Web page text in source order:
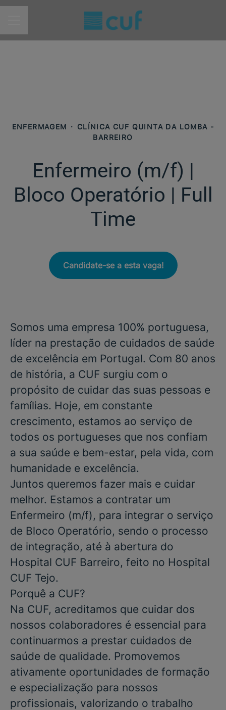
MENU DE CARREIRAS
ENFERMAGEM · CLÍNICA CUF QUINTA DA LOMBA -
BARREIRO
Enfermeiro (m/f) |
Bloco Operatório | Full
Time
Candidate-se a esta vaga!
Somos uma empresa 100% portuguesa,
líder na prestação de cuidados de saúde
de excelência em Portugal. Com 80 anos
de história, a CUF surgiu com o
propósito de cuidar das suas pessoas e
famílias. Hoje, em constante
crescimento, estamos ao serviço de
todos os portugueses que nos confiam
a sua saúde e bem-estar, pela vida, com
humanidade e excelência.
Juntos queremos fazer mais e cuidar
melhor. Estamos a contratar um
Enfermeiro (m/f), para integrar o serviço
de Bloco Operatório, sendo o processo
de integração, até à abertura do
Hospital CUF Barreiro, feito no Hospital
CUF Tejo.
Porquê a CUF?
Na CUF, acreditamos que cuidar dos
nossos colaboradores é essencial para
continuarmos a prestar cuidados de
saúde de qualidade. Promovemos
ativamente oportunidades de formação
e especialização para nossos
profissionais, valorizando o trabalho